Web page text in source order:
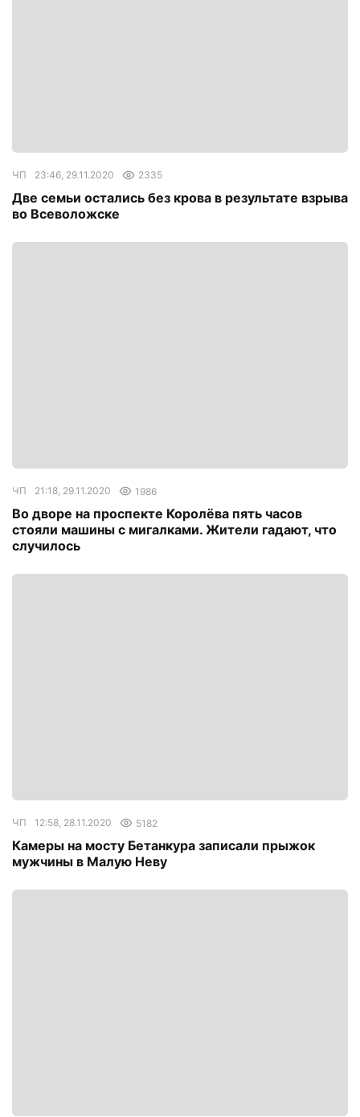
ЧП 23:46, 29.11.2020 2335
Две семьи остались без крова в результате взрыва
во Всеволожске
ЧП 21:18, 29.11.2020 1986
Во дворе на проспекте Королёва пять часов
стояли машины с мигалками. Жители гадают, что
случилось
ЧП 12:58, 28.11.2020 5182
Камеры на мосту Бетанкура записали прыжок
мужчины в Малую Неву